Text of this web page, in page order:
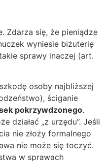
Zdarza się, że pieniądze
wyniesie biżuterię
sprawy inaczej (art.
osoby najbliższej
ściganie
pokrzywdzonego.
działać „z urzędu”. Jeśli
nie złoży formalnego
nie może się toczyć.
w sprawach